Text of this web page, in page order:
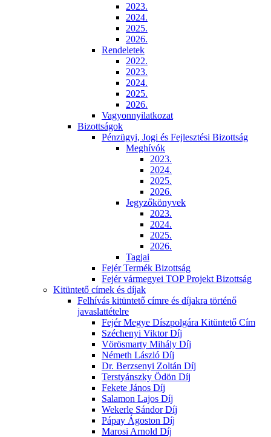
2023.
2024.
2025.
2026.
Rendeletek
2022.
2023.
2024.
2025.
2026.
Vagyonnyilatkozat
Bizottságok
Pénzügyi, Jogi és Fejlesztési Bizottság
Meghívók
2023.
2024.
2025.
2026.
Jegyzőkönyvek
2023.
2024.
2025.
2026.
Tagjai
Fejér Termék Bizottság
Fejér vármegyei TOP Projekt Bizottság
Kitüntető címek és díjak
Felhívás kitüntető címre és díjakra történő
javaslattételre
Fejér Megye Díszpolgára Kitüntető Cím
Széchenyi Viktor Díj
Vörösmarty Mihály Díj
Németh László Díj
Dr. Berzsenyi Zoltán Díj
Terstyánszky Ödön Díj
Fekete János Díj
Salamon Lajos Díj
Wekerle Sándor Díj
Pápay Ágoston Díj
Marosi Arnold Díj